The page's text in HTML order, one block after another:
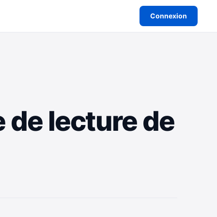
Connexion
de lecture de